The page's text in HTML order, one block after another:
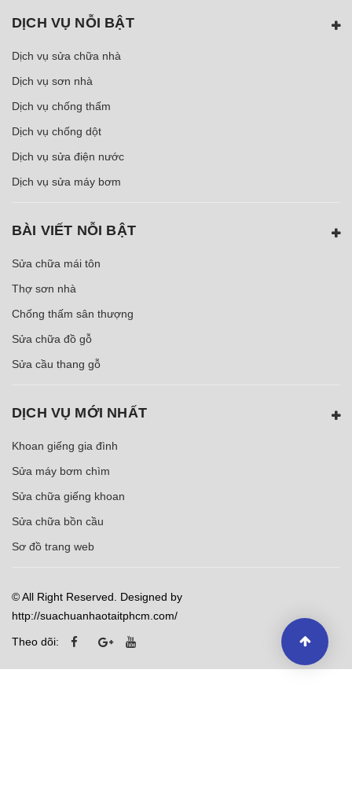
DỊCH VỤ NỖI BẬT
Dịch vụ sửa chữa nhà
Dịch vụ sơn nhà
Dịch vụ chống thấm
Dịch vụ chống dột
Dịch vụ sửa điện nước
Dịch vụ sửa máy bơm
BÀI VIẾT NỖI BẬT
Sửa chữa mái tôn
Thợ sơn nhà
Chống thấm sân thượng
Sửa chữa đồ gỗ
Sửa cầu thang gỗ
DỊCH VỤ MỚI NHẤT
Khoan giếng gia đình
Sửa máy bơm chìm
Sửa chữa giếng khoan
Sửa chữa bồn cầu
Sơ đồ trang web
© All Right Reserved. Designed by
http://suachuanhaotaitphcm.com/
Theo dõi: